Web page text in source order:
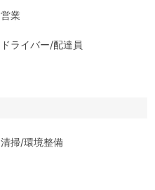
営業
ドライバー/配達員
清掃/環境整備